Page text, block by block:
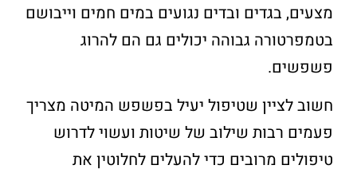
מצעים, בגדים ובדים נגועים במים חמים וייבושם
בטמפרטורה גבוהה יכולים גם הם להרוג
פשפשים.
חשוב לציין שטיפול יעיל בפשפש המיטה מצריך
פעמים רבות שילוב של שיטות ועשוי לדרוש
טיפולים מרובים כדי להעלים לחלוטין את